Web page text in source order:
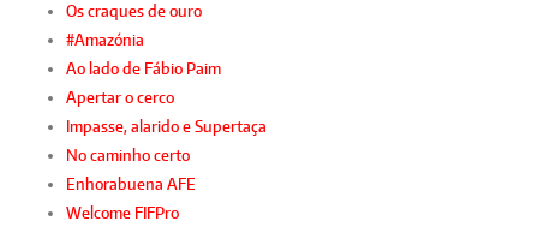
Os craques de ouro
#Amazónia
Ao lado de Fábio Paim
Apertar o cerco
Impasse, alarido e Supertaça
No caminho certo
Enhorabuena AFE
Welcome FIFPro